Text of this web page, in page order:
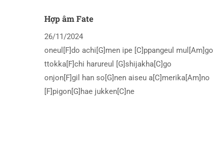
Hợp âm Fate
26/11/2024
oneul[F]do achi[G]men ipe [C]ppangeul mul[Am]go
ttokka[F]chi harureul [G]shijakha[C]go
onjon[F]gil han so[G]nen aiseu a[C]merika[Am]no
[F]pigon[G]hae jukken[C]ne